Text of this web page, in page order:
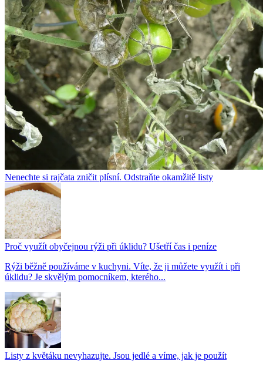
Nenechte si rajčata zničit plísní. Odstraňte okamžitě listy
Proč využít obyčejnou rýži při úklidu? Ušetří čas i peníze
Rýži běžně používáme v kuchyni. Víte, že ji můžete využít i při
úklidu? Je skvělým pomocníkem, kterého...
Listy z květáku nevyhazujte. Jsou jedlé a víme, jak je použít